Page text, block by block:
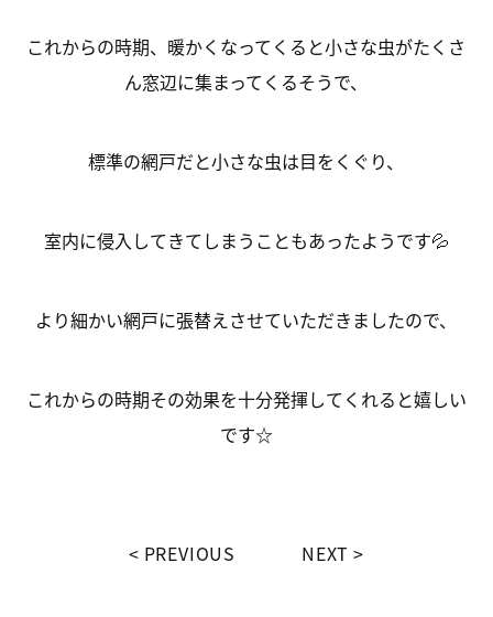
これからの時期、暖かくなってくると小さな虫がたくさ
ん窓辺に集まってくるそうで、
標準の網戸だと小さな虫は目をくぐり、
室内に侵入してきてしまうこともあったようです💦
より細かい網戸に張替えさせていただきましたので、
これからの時期その効果を十分発揮してくれると嬉しい
です☆
PREVIOUS NEXT